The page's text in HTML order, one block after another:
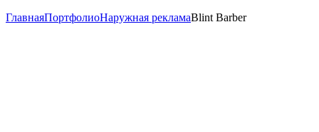
ГлавнаяПортфолиоНаружная рекламаBlint Barber